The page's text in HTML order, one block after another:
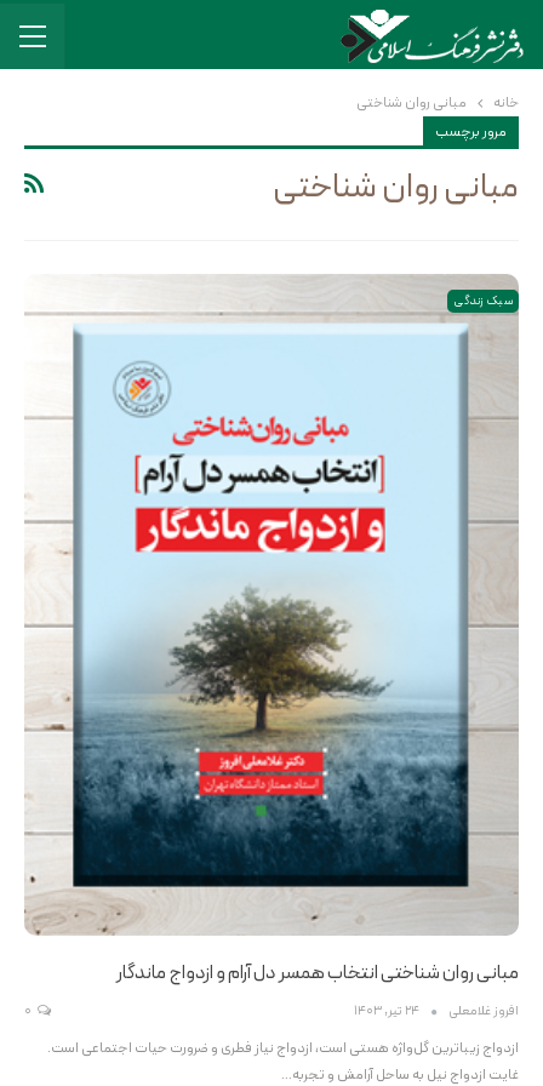
خانه
مبانی روان شناختی
مرور برچسب
مبانی روان شناختی
سبک زندگی
مبانی روان شناختی انتخاب همسر دل آرام و ازدواج ماندگار
افروز غلامعلی 24 تیر, 1403
ازدواج زیباترین گل‌واژه هستی است، ازدواج نیاز فطری و ضرورت حیات اجتماعی است.
غایت ازدواج نیل به ساحل آرامش و تجربه…